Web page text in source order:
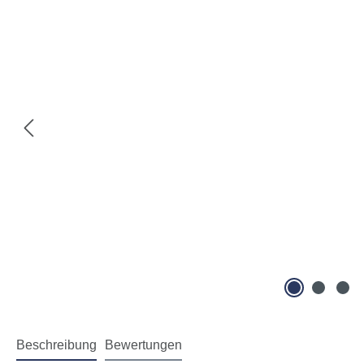
Beschreibung Bewertungen